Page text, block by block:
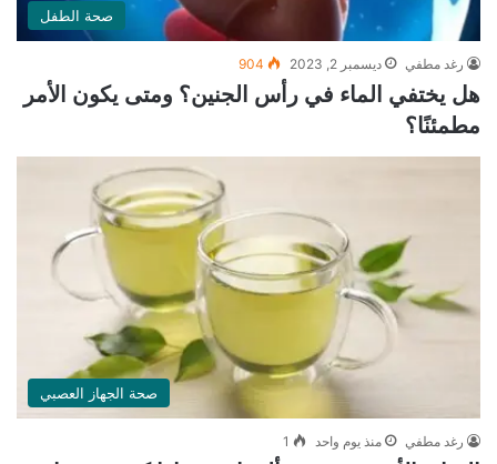
صحة الطفل
رغد مطفي ديسمبر 2, 2023 904
هل يختفي الماء في رأس الجنين؟ ومتى يكون الأمر
مطمئنًا؟
صحة الجهاز العصبي
رغد مطفي منذ يوم واحد 1